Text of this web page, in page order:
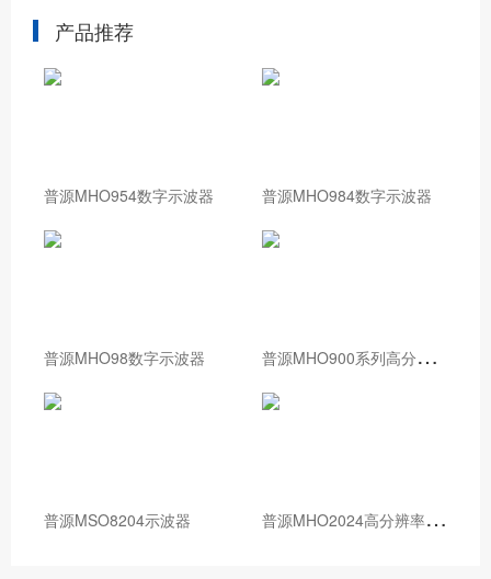
产品推荐
普源MHO954数字示波器 普源MHO984数字示波器
普源MHO98数字示波器 普
源MHO900系列高分辨率数字示波器
普源MSO8204示波器 普
源MHO2024高分辨率数字示波器